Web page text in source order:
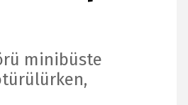
minibüste